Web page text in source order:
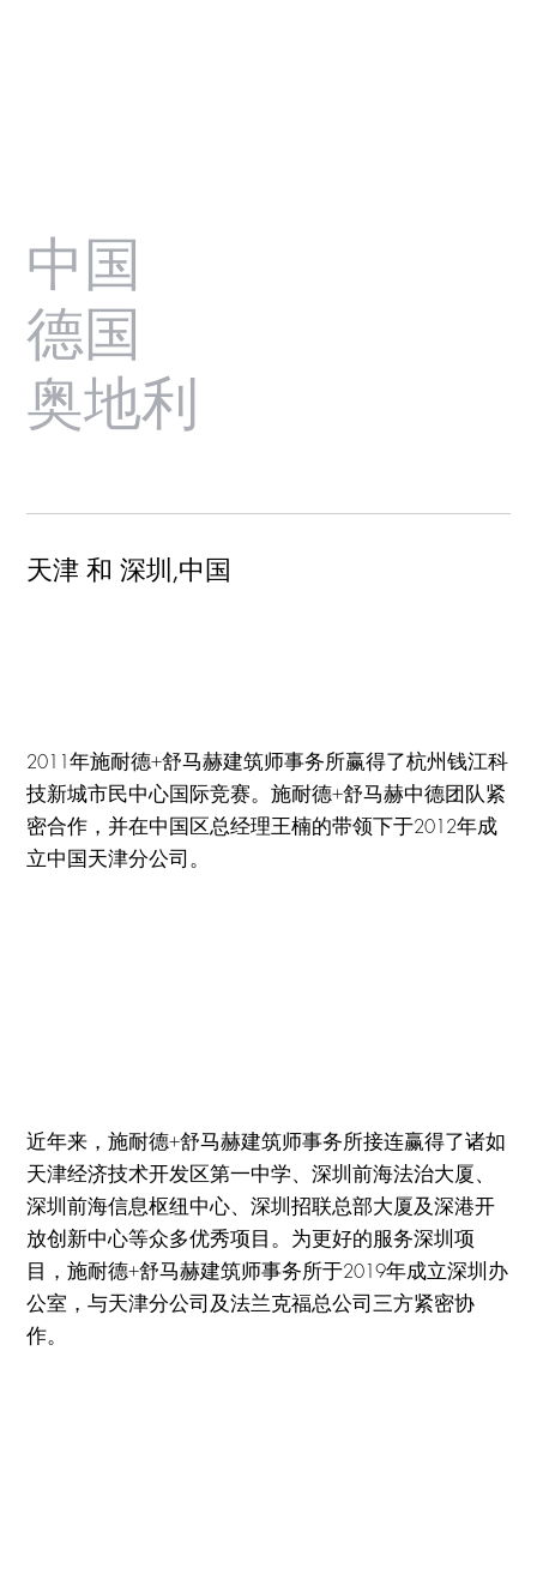
中国
德国
奥地利
天津 和 深圳,中国
2011年施耐德+舒马赫建筑师事务所赢得了杭州钱江科
技新城市民中心国际竞赛。施耐德+舒马赫中德团队紧
密合作，并在中国区总经理王楠的带领下于2012年成
立中国天津分公司。
近年来，施耐德+舒马赫建筑师事务所接连赢得了诸如
天津经济技术开发区第一中学、深圳前海法治大厦、
深圳前海信息枢纽中心、深圳招联总部大厦及深港开
放创新中心等众多优秀项目。为更好的服务深圳项
目，施耐德+舒马赫建筑师事务所于2019年成立深圳办
公室，与天津分公司及法兰克福总公司三方紧密协
作。